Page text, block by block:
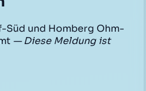
und Homberg Ohm-
— Diese Meldung ist